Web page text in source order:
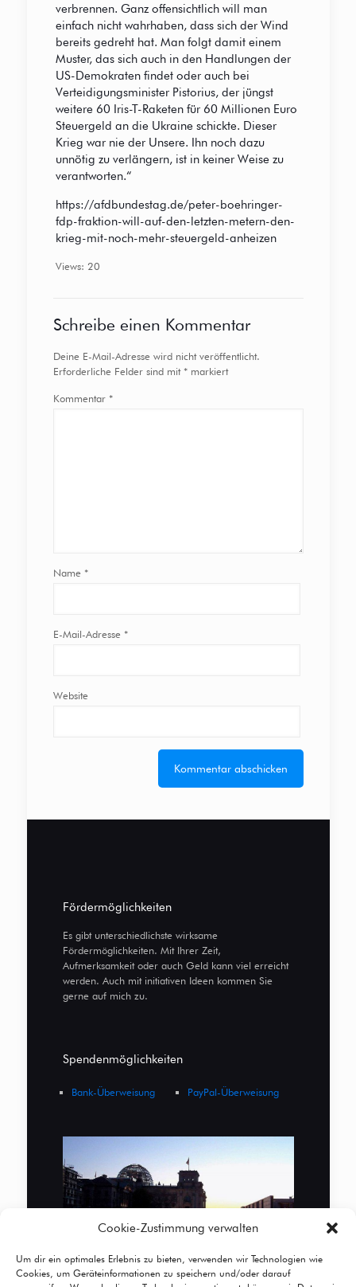
Cookie-Zustimmung verwalten
Um dir ein optimales Erlebnis zu bieten, verwenden wir Technologien wie
Cookies, um Geräteinformationen zu speichern und/oder darauf
verbrennen. Ganz offensichtlich will man
einfach nicht wahrhaben, dass sich der Wind
bereits gedreht hat. Man folgt damit einem
Muster, das sich auch in den Handlungen der
US-Demokraten findet oder auch bei
Verteidigungsminister Pistorius, der jüngst
weitere 60 Iris-T-Raketen für 60 Millionen Euro
Steuergeld an die Ukraine schickte. Dieser
Krieg war nie der Unsere. Ihn noch dazu
unnötig zu verlängern, ist in keiner Weise zu
verantworten.“
https://afdbundestag.de/peter-boehringer-
fdp-fraktion-will-auf-den-letzten-metern-den-
krieg-mit-noch-mehr-steuergeld-anheizen
Views: 20
Schreibe einen Kommentar
Deine E-Mail-Adresse wird nicht veröffentlicht.
Erforderliche Felder sind mit *markiert
Kommentar *
Name *
E-Mail-Adresse *
Website
Fördermöglichkeiten
Es gibt unterschiedlichste wirksame
Fördermöglichkeiten. Mit Ihrer Zeit,
Aufmerksamkeit oder auch Geld kann viel erreicht
werden. Auch mit initiativen Ideen kommen Sie
gerne auf mich zu.
Spendenmöglichkeiten
Bank-Überweisung PayPal-Überweisung